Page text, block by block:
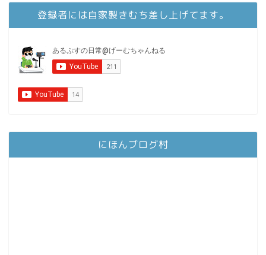
登録者には自家製きむち差し上げてます。
にほんブログ村